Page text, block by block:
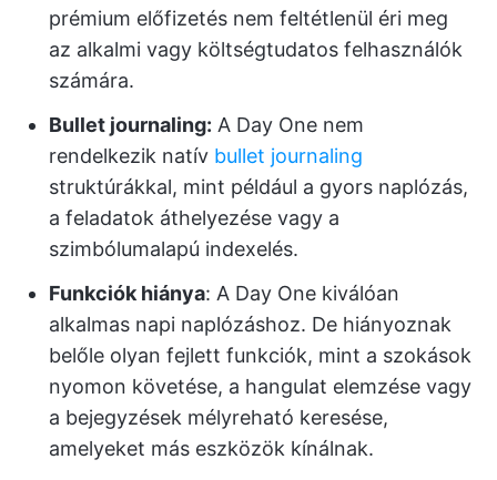
prémium előfizetés nem feltétlenül éri meg
az alkalmi vagy költségtudatos felhasználók
számára.
Bullet journaling: A Day One nem
rendelkezik natív bullet journaling
struktúrákkal, mint például a gyors naplózás,
a feladatok áthelyezése vagy a
szimbólumalapú indexelés.
Funkciók hiánya: A Day One kiválóan
alkalmas napi naplózáshoz. De hiányoznak
belőle olyan fejlett funkciók, mint a szokások
nyomon követése, a hangulat elemzése vagy
a bejegyzések mélyreható keresése,
amelyeket más eszközök kínálnak.